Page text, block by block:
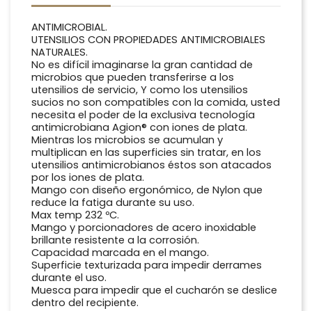
ANTIMICROBIAL.
UTENSILIOS CON PROPIEDADES ANTIMICROBIALES
NATURALES.
No es difícil imaginarse la gran cantidad de
microbios que pueden transferirse a los
utensilios de servicio, Y como los utensilios
sucios no son compatibles con la comida, usted
necesita el poder de la exclusiva tecnología
antimicrobiana Agion® con iones de plata.
Mientras los microbios se acumulan y
multiplican en las superficies sin tratar, en los
utensilios antimicrobianos éstos son atacados
por los iones de plata.
Mango con diseño ergonómico, de Nylon que
reduce la fatiga durante su uso.
Max temp 232 ºC.
Mango y porcionadores de acero inoxidable
brillante resistente a la corrosión.
Capacidad marcada en el mango.
Superficie texturizada para impedir derrames
durante el uso.
Muesca para impedir que el cucharón se deslice
dentro del recipiente.